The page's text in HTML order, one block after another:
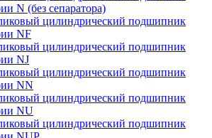
N (без сепаратора)
цилиндрический подшипник
NF
цилиндрический подшипник
NJ
цилиндрический подшипник
NN
цилиндрический подшипник
NU
цилиндрический подшипник